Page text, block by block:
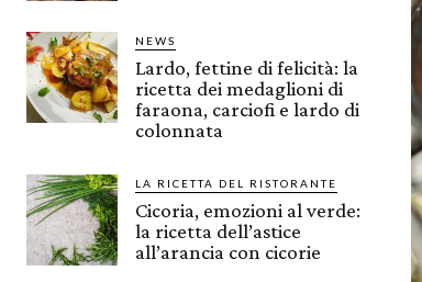
NEWS
Lardo, fettine di felicità: la
ricetta dei medaglioni di
faraona, carciofi e lardo di
colonnata
LA RICETTA DEL RISTORANTE
Cicoria, emozioni al verde:
la ricetta dell’astice
all’arancia con cicorie